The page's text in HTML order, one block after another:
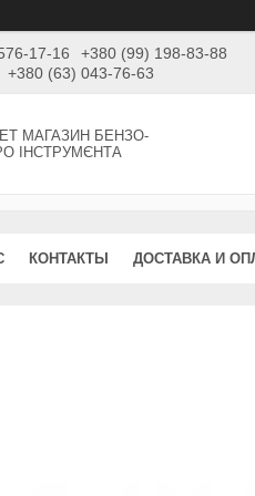
17-16
+380 (99) 198-83-88
+380 (63) 043-76-63
МАГАЗИН БЕНЗО-
ІНСТРУМЄНТА
КОНТАКТЫ ДОСТАВКА И